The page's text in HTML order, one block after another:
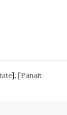
], [Panait